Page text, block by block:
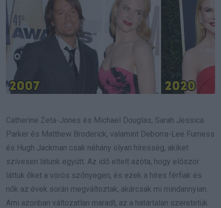
Catherine Zeta-Jones és Michael Douglas, Sarah Jessica
Parker és Matthew Broderick, valamint Deborra-Lee Furness
és Hugh Jackman csak néhány olyan híresség, akiket
szívesen látunk együtt. Az idő eltelt azóta, hogy először
láttuk őket a vörös szőnyegen, és ezek a híres férfiak és
nők az évek során megváltoztak, akárcsak mi mindannyian.
Ami azonban változatlan maradt, az a határtalan szeretetük